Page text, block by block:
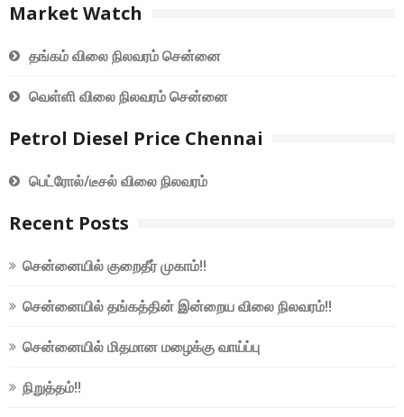
Market Watch
தங்கம் விலை நிலவரம் சென்னை
வெள்ளி விலை நிலவரம் சென்னை
Petrol Diesel Price Chennai
பெட்ரோல்/டீசல் விலை நிலவரம்
Recent Posts
சென்னையில் குறைதீர் முகாம்!!
சென்னையில் தங்கத்தின் இன்றைய விலை நிலவரம்!!
சென்னையில் மிதமான மழைக்கு வாய்ப்பு
நிறுத்தம்!!